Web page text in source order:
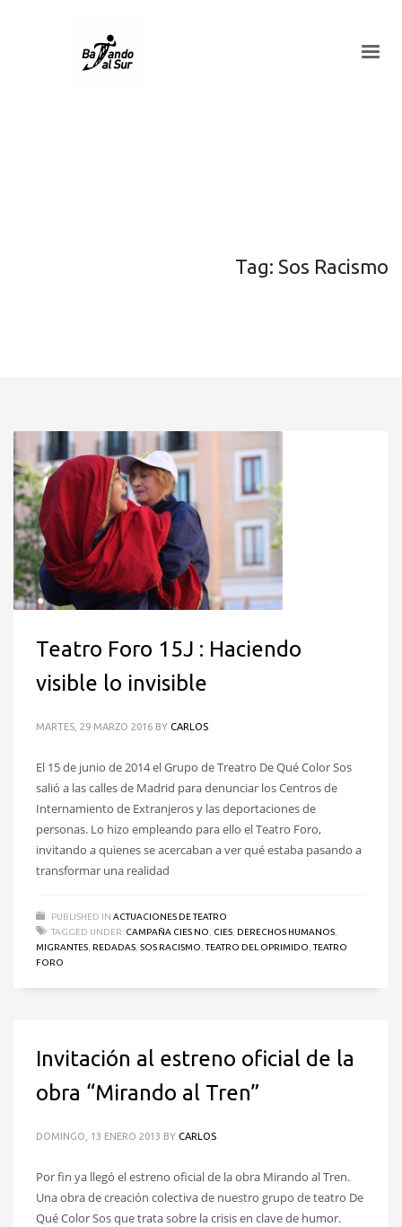
Tag: Sos Racismo
Teatro Foro 15J : Haciendo
visible lo invisible
MARTES, 29 MARZO 2016 BY CARLOS
El 15 de junio de 2014 el Grupo de Treatro De Qué Color Sos
salió a las calles de Madrid para denunciar los Centros de
Internamiento de Extranjeros y las deportaciones de
personas. Lo hizo empleando para ello el Teatro Foro,
invitando a quienes se acercaban a ver qué estaba pasando a
transformar una realidad
PUBLISHED IN ACTUACIONES DE TEATRO
TAGGED UNDER: CAMPAÑA CIES NO CIES DERECHOS HUMANOS
MIGRANTES REDADAS SOS RACISMO ,TEATRO DEL OPRIMIDO ,TEATRO
FORO
Invitación al estreno oficial de la
obra “Mirando al Tren”
DOMINGO, 13 ENERO 2013 BY CARLOS
Por fin ya llegó el estreno oficial de la obra Mirando al Tren.
Una obra de creación colectiva de nuestro grupo de teatro De
Qué Color Sos que trata sobre la crisis en clave de humor.